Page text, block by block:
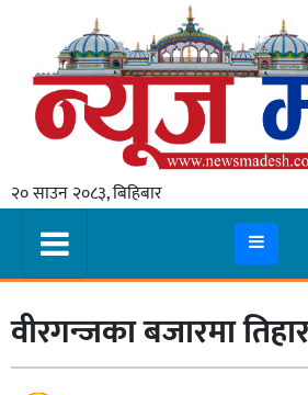
२० साउन २०८३, बिहिबार
गृहपृष्ठ
स्थानीय
प्रदेश
मधेश
प्रदेश
वीरगन्जका बजारमा